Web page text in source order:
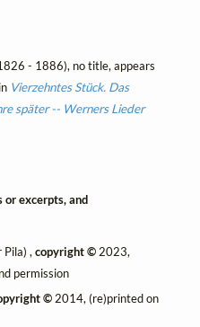
- 1886), no title, appears
Vierzehntes Stück. Das
später -- Werners Lieder
excerpts, and
Pila) ,copyright © 2023,
permission
© 2014, (re)printed on